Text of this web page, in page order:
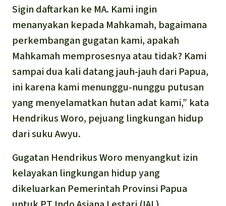
Sigin daftarkan ke MA. Kami ingin
menanyakan kepada Mahkamah, bagaimana
perkembangan gugatan kami, apakah
Mahkamah memprosesnya atau tidak? Kami
sampai dua kali datang jauh-jauh dari Papua,
ini karena kami menunggu-nunggu putusan
yang menyelamatkan hutan adat kami,” kata
Hendrikus Woro, pejuang lingkungan hidup
dari suku Awyu.
Gugatan Hendrikus Woro menyangkut izin
kelayakan lingkungan hidup yang
dikeluarkan Pemerintah Provinsi Papua